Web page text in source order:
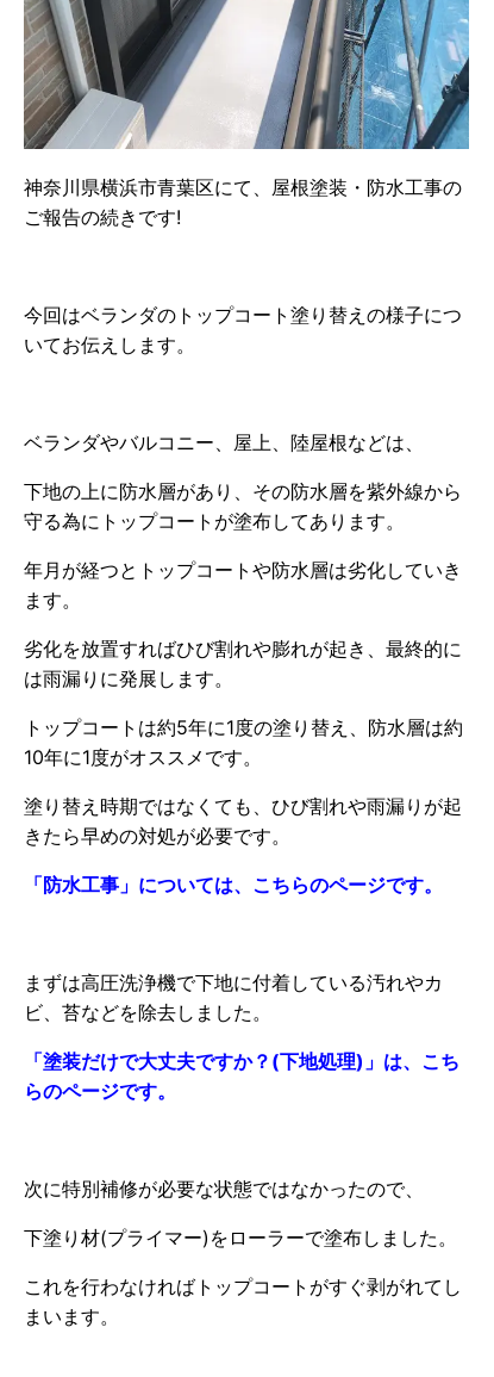
神奈川県横浜市青葉区にて、屋根塗装・防水工事の
ご報告の続きです!
今回はベランダのトップコート塗り替えの様子につ
いてお伝えします。
ベランダやバルコニー、屋上、陸屋根などは、
下地の上に防水層があり、その防水層を紫外線から
守る為にトップコートが塗布してあります。
年月が経つとトップコートや防水層は劣化していき
ます。
劣化を放置すればひび割れや膨れが起き、最終的に
は雨漏りに発展します。
トップコートは約5年に1度の塗り替え、防水層は約
10年に1度がオススメです。
塗り替え時期ではなくても、ひび割れや雨漏りが起
きたら早めの対処が必要です。
「防水工事」については、こちらのページです。
まずは高圧洗浄機で下地に付着している汚れやカ
ビ、苔などを除去しました。
「塗装だけで大丈夫ですか？(下地処理)」は、こち
らのページです。
次に特別補修が必要な状態ではなかったので、
下塗り材(プライマー)をローラーで塗布しました。
これを行わなければトップコートがすぐ剥がれてし
まいます。